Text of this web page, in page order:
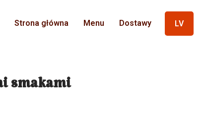
Strona główna Menu Dostawy LV
smakami